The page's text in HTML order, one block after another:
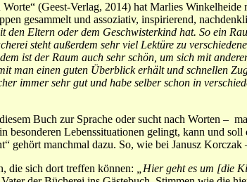
(Geest-Verlag, 2014) hat Marlies
gesammelt und assoziativ, inspirierend,
Eltern oder dem Geschwisterkind hat. So ein
steht außerdem sehr viel Lektüre zu
ist der Raum auch sehr schön, um sich mit
man einen guten Überblick erhält und schnellen
immer sehr gut und habe selber schon in
Buch zur Sprache oder sucht nach Worten –
Lebenssituationen gelingt, kann und
gehört manchmal dazu. So, wie bei Janusz
die sich dort treffen können:
„Hier geht es um [die